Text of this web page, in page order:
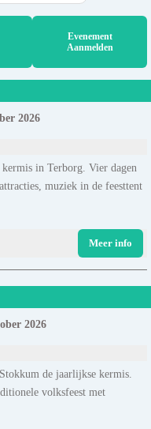
Evenement
Aanmelden
2026
in Terborg. Vier dagen
muziek in de feesttent
Meer info
2026
de jaarlijkse kermis.
volksfeest met